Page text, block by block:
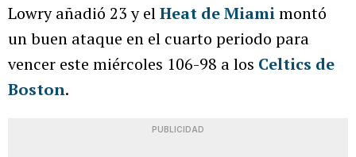
Lowry añadió 23 y elHeat de Miamimontó
un buen ataque en el cuarto periodo para
vencer este miércoles 106-98 a los Celtics de
Boston.
PUBLICIDAD